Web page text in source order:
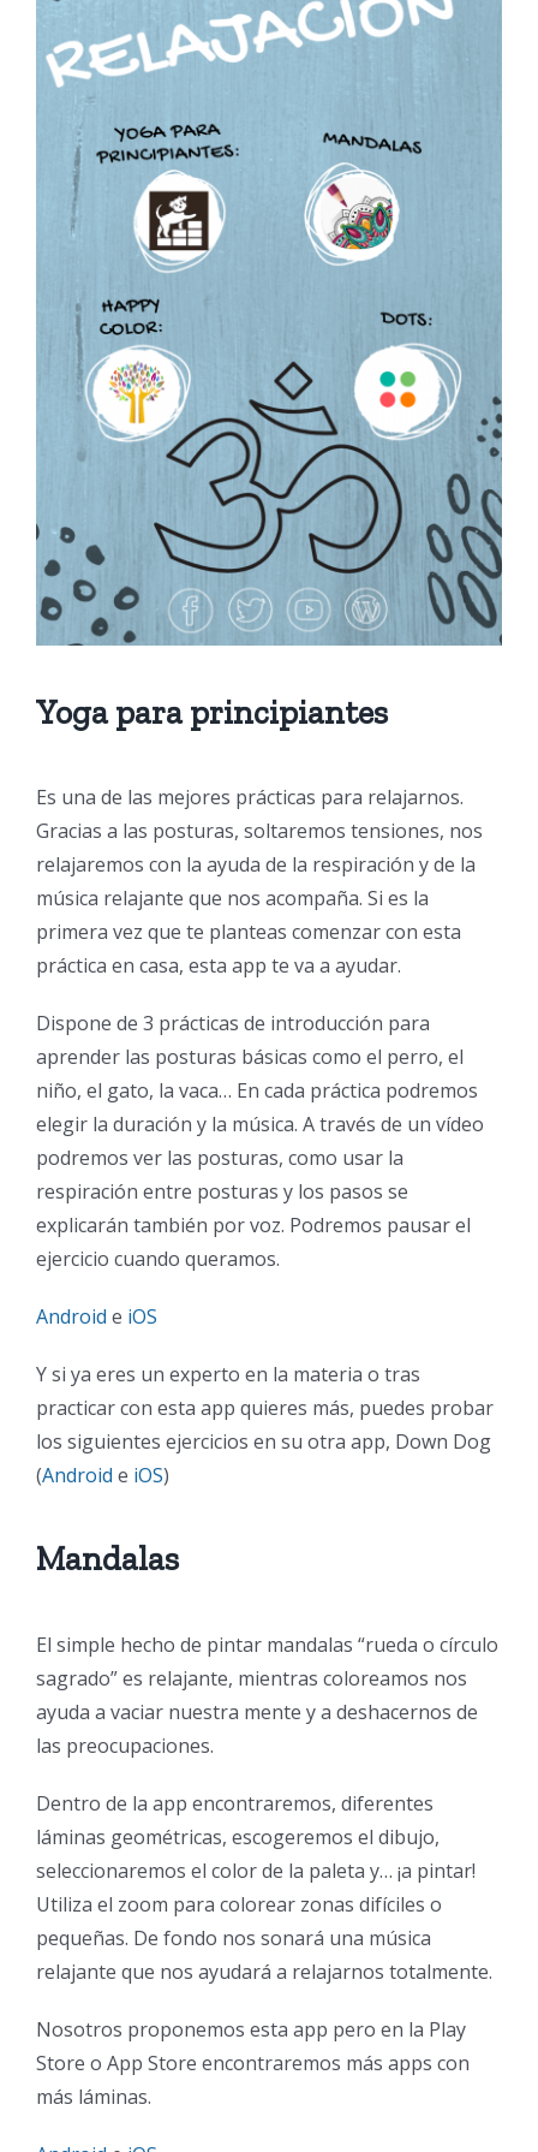
Yoga para principiantes
Es una de las mejores prácticas para relajarnos.
Gracias a las posturas, soltaremos tensiones, nos
relajaremos con la ayuda de la respiración y de la
música relajante que nos acompaña. Si es la
primera vez que te planteas comenzar con esta
práctica en casa, esta app te va a ayudar.
Dispone de 3 prácticas de introducción para
aprender las posturas básicas como el perro, el
niño, el gato, la vaca… En cada práctica podremos
elegir la duración y la música. A través de un vídeo
podremos ver las posturas, como usar la
respiración entre posturas y los pasos se
explicarán también por voz. Podremos pausar el
ejercicio cuando queramos.
Android e iOS
Y si ya eres un experto en la materia o tras
practicar con esta app quieres más, puedes probar
los siguientes ejercicios en su otra app, Down Dog
(Android e iOS)
Mandalas
El simple hecho de pintar mandalas “rueda o círculo
sagrado” es relajante, mientras coloreamos nos
ayuda a vaciar nuestra mente y a deshacernos de
las preocupaciones.
Dentro de la app encontraremos, diferentes
láminas geométricas, escogeremos el dibujo,
seleccionaremos el color de la paleta y… ¡a pintar!
Utiliza el zoom para colorear zonas difíciles o
pequeñas. De fondo nos sonará una música
relajante que nos ayudará a relajarnos totalmente.
Nosotros proponemos esta app pero en la Play
Store o App Store encontraremos más apps con
más láminas.